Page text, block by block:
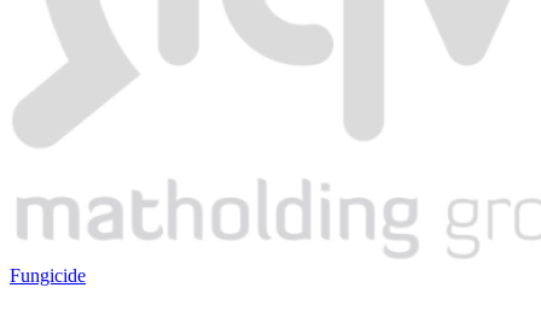
Fungicide